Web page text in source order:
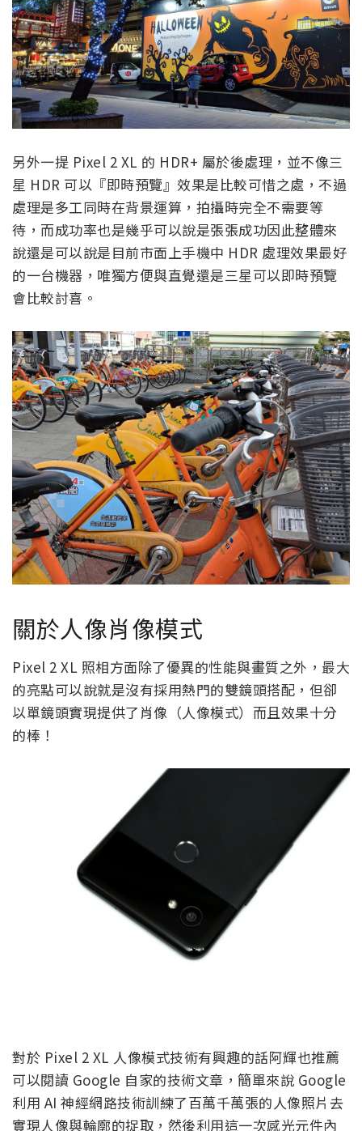
另外一提 Pixel 2 XL 的 HDR+ 屬於後處理，並不像三
星 HDR 可以『即時預覽』效果是比較可惜之處，不過
處理是多工同時在背景運算，拍攝時完全不需要等
待，而成功率也是幾乎可以說是張張成功因此整體來
說還是可以說是目前市面上手機中 HDR 處理效果最好
的一台機器，唯獨方便與直覺還是三星可以即時預覽
會比較討喜。
關於人像肖像模式
Pixel 2 XL 照相方面除了優異的性能與畫質之外，最大
的亮點可以說就是沒有採用熱門的雙鏡頭搭配，但卻
以單鏡頭實現提供了肖像（人像模式）而且效果十分
的棒！
對於 Pixel 2 XL 人像模式技術有興趣的話阿輝也推薦
可以閱讀 Google 自家的技術文章，簡單來說 Google
利用 AI 神經網路技術訓練了百萬千萬張的人像照片去
實現人像與輪廓的捉取，然後利用這一次感光元件內